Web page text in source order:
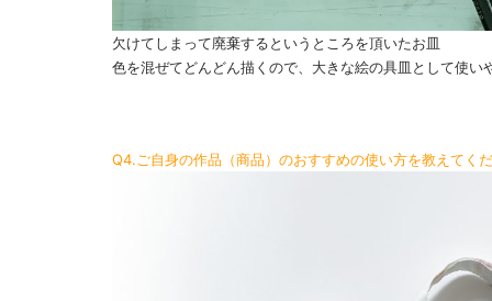
欠けてしまって廃棄するというところを頂いたお皿
色を混ぜてどんどん描くので、大きな絵の具皿として使い
Q4.ご自身の作品（商品）のおすすめの使い方を教えてく